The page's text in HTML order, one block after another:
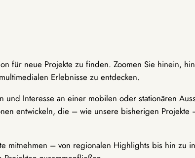
für neue Projekte zu finden. Zoomen Sie hinein,
Erlebnisse zu entdecken.
Interesse an einer mobilen oder stationären
entwickeln, die – wie unsere bisherigen
mitnehmen – von regionalen Highlights bis hin zu